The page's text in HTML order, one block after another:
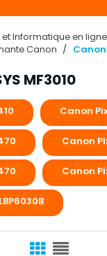
Informatique en ligne
Canon Canon
MF3010
Canon
Canon
Canon